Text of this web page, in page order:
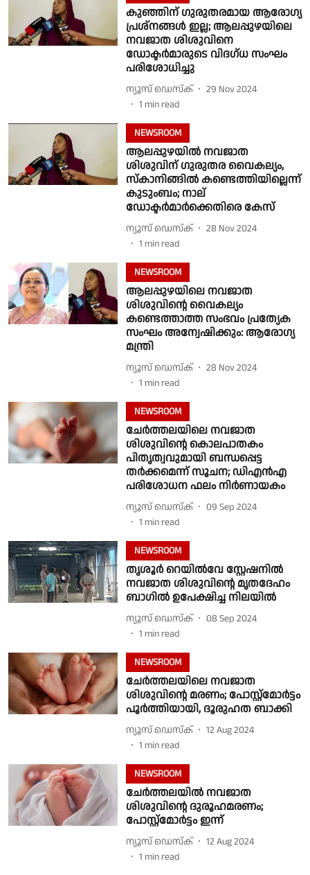
കുഞ്ഞിന് ഗുരുതരമായ ആരോഗ്യ
പ്രശ്നങ്ങൾ ഇല്ല; ആലപ്പുഴയിലെ
നവജാത ശിശുവിനെ
ഡോക്ടർമാരുടെ വിദഗ്ധ സംഘം
പരിശോധിച്ചു
ന്യൂസ് ഡെസ്ക്
29 Nov 2024
1 min read
NEWSROOM
ആലപ്പുഴയിൽ നവജാത
ശിശുവിന് ഗുരുതര വൈകല്യം,
സ്കാനിങ്ങിൽ കണ്ടെത്തിയില്ലെന്ന്
കുടുംബം; നാല്
ഡോക്ടർമാർക്കെതിരെ കേസ്
ന്യൂസ് ഡെസ്ക്
28 Nov 2024
1 min read
NEWSROOM
ആലപ്പുഴയിലെ നവജാത
ശിശുവിന്റെ വൈകല്യം
കണ്ടെത്താത്ത സംഭവം പ്രത്യേക
സംഘം അന്വേഷിക്കും: ആരോഗ്യ
മന്ത്രി
ന്യൂസ് ഡെസ്ക്
28 Nov 2024
1 min read
NEWSROOM
ചേർത്തലയിലെ നവജാത
ശിശുവിൻ്റെ കൊലപാതകം
പിതൃത്വവുമായി ബന്ധപ്പെട്ട
തർക്കമെന്ന് സൂചന; ഡിഎൻഎ
പരിശോധന ഫലം നിർണായകം
ന്യൂസ് ഡെസ്ക്
09 Sep 2024
1 min read
NEWSROOM
തൃശൂര്‍ റെയില്‍വേ സ്റ്റേഷനില്‍
നവജാത ശിശുവിന്റെ മൃതദേഹം
ബാഗില്‍ ഉപേക്ഷിച്ച നിലയില്‍
ന്യൂസ് ഡെസ്ക്
08 Sep 2024
1 min read
NEWSROOM
ചേർത്തലയിലെ നവജാത
ശിശുവിൻ്റെ മരണം; പോസ്റ്റ്‌മോർട്ടം
പൂർത്തിയായി, ദൂരുഹത ബാക്കി
ന്യൂസ് ഡെസ്ക്
12 Aug 2024
1 min read
NEWSROOM
ചേർത്തലയിൽ നവജാത
ശിശുവിൻ്റെ ദുരൂഹമരണം;
പോസ്റ്റ്‌മോർട്ടം ഇന്ന്
ന്യൂസ് ഡെസ്ക്
12 Aug 2024
1 min read